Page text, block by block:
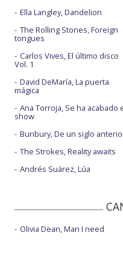
Ella Langley, Dandelion
The Rolling Stones, Foreign
tongues
Carlos Vives, El último disco
Vol. 1
David DeMaría, La puerta
mágica
Ana Torroja, Se ha acabado
show
Bunbury, De un siglo
The Strokes, Reality awaits
Andrés Suárez, Lúa
Olivia Dean, Man I need